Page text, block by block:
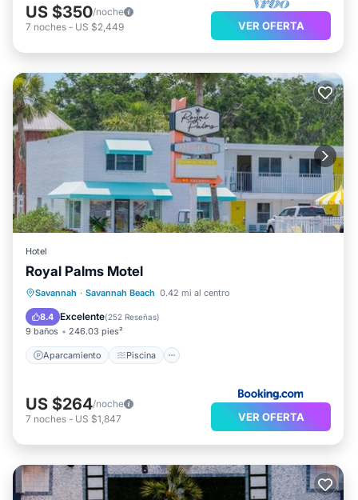
US $350/noche
7 noches - US $2,449 VER OFERTA
Hotel
Royal Palms Motel
Savannah · Savannah Beach 0.42 mi al centro
8.4 Excelente(252 Reseñas)
9 baños 246.03 pies²
Aparcamiento Piscina
Aparcamiento
Piscina
Balcón/Terraza
US $264/noche
7 noches - US $1,847 VER OFERTA